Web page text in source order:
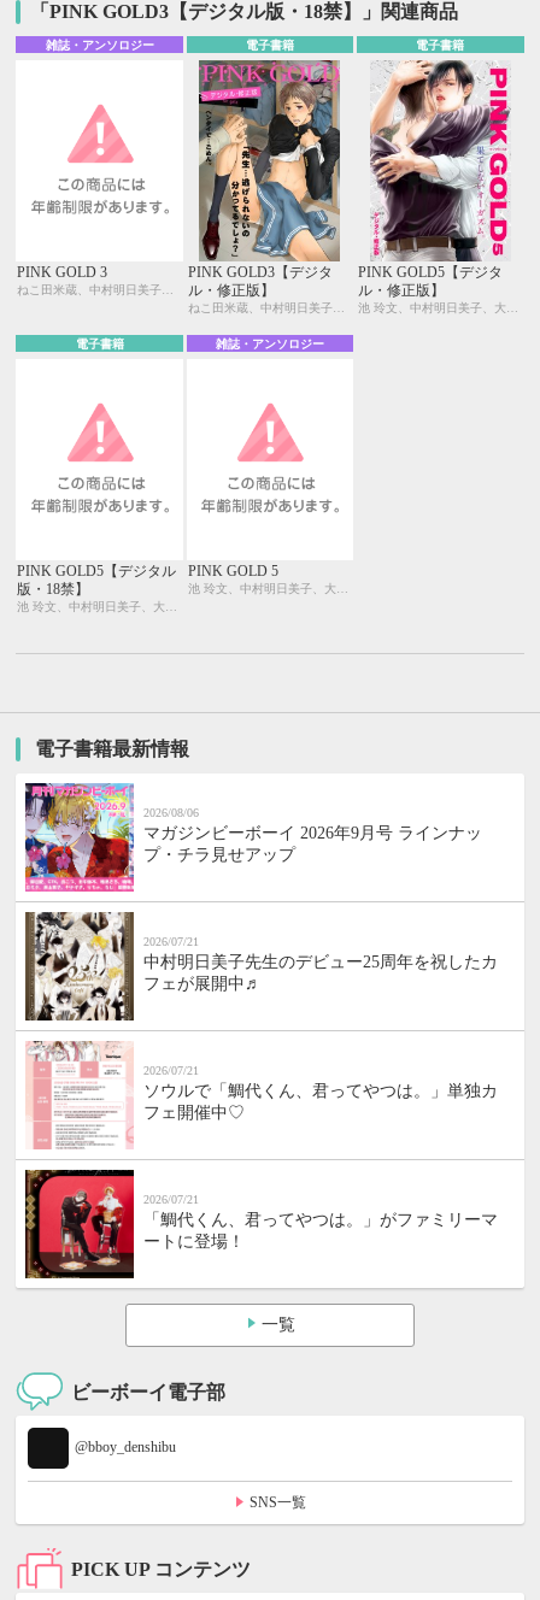
「PINK GOLD3【デジタル版・18禁】」関連商品
雑誌・アンソロジー
PINK GOLD 3
電子書籍
PINK GOLD3【デジタ
ル・修正版】
ねこ田米蔵、中村明日美子、高久尚子、池 玲文、佳門サエコ、せら、環 レン、はらだ、剃嶋 章、座裏屋蘭丸、武若丸、七瀬はし、yoshi
電子書籍
PINK GOLD5【デジタ
ル・修正版】
電子書籍
PINK GOLD5【デジタル
版・18禁】
雑誌・アンソロジー
PINK GOLD 5
電子書籍最新情報
2026/08/06
マガジンビーボーイ 2026年9月号 ラインナッ
プ・チラ見せアップ
2026/07/21
中村明日美子先生のデビュー25周年を祝したカ
フェが展開中♬
2026/07/21
ソウルで「鯛代くん、君ってやつは。」単独カ
フェ開催中♡
2026/07/21
「鯛代くん、君ってやつは。」がファミリーマ
ートに登場！
一覧
ビーボーイ電子部
@bboy_denshibu
SNS一覧
PICK UP コンテンツ